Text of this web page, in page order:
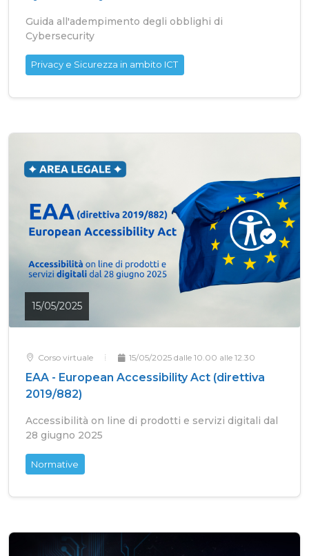
Guida all'adempimento degli obblighi di
Cybersecurity
Privacy e Sicurezza in ambito ICT
15/05/2025
Corso virtuale 15/05/2025 dalle 10.00 alle 12.30
EAA - European Accessibility Act (direttiva
2019/882)
Accessibilità on line di prodotti e servizi digitali dal
28 giugno 2025
Normative